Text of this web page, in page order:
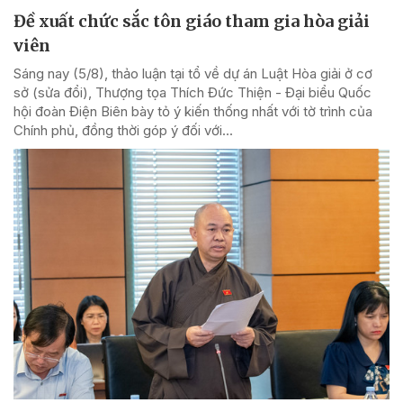
Đề xuất chức sắc tôn giáo tham gia hòa giải
viên
Sáng nay (5/8), thảo luận tại tổ về dự án Luật Hòa giải ở cơ
sở (sửa đổi), Thượng tọa Thích Đức Thiện - Đại biểu Quốc
hội đoàn Điện Biên bày tỏ ý kiến thống nhất với tờ trình của
Chính phủ, đồng thời góp ý đối với...